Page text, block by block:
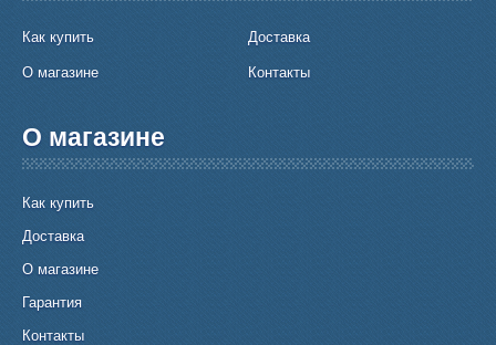
Как купить Доставка
О магазине Контакты
О магазине
Как купить
Доставка
О магазине
Гарантия
Контакты